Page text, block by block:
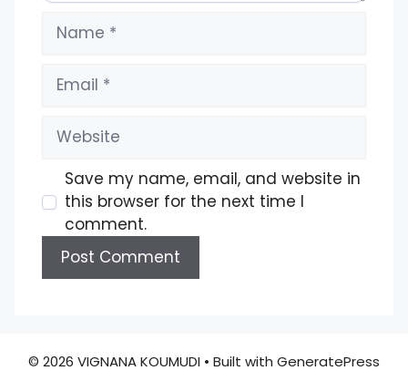
Name
Email
Website
Save my name, email, and website in
this browser for the next time I
comment.
© 2026 VIGNANA KOUMUDI • Built with GeneratePress